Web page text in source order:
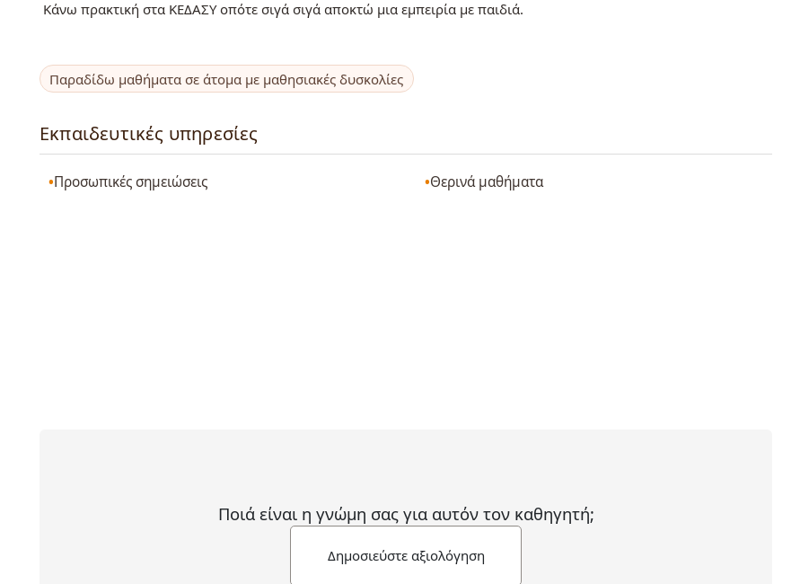
Κάνω πρακτική στα ΚΕΔΑΣΥ οπότε σιγά σιγά αποκτώ μια εμπειρία με παιδιά.
Παραδίδω μαθήματα σε άτομα με μαθησιακές δυσκολίες
Εκπαιδευτικές υπηρεσίες
Προσωπικές σημειώσεις Θερινά μαθήματα
Ποιά είναι η γνώμη σας για αυτόν τον καθηγητή;
Δημοσιεύστε αξιολόγηση